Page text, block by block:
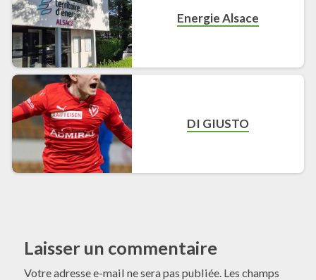
Energie Alsace
DI GIUSTO
Laisser un commentaire
Votre adresse e-mail ne sera pas publiée. Les champs